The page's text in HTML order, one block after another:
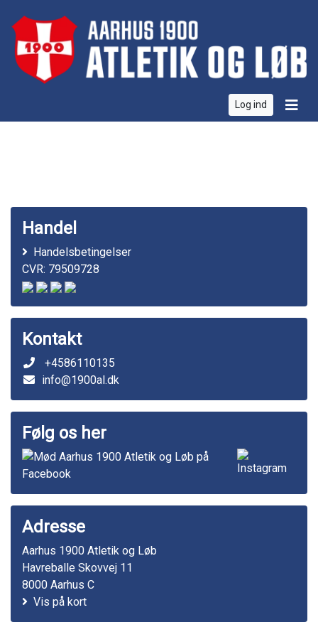
Log ind
Handel
Handelsbetingelser
CVR: 79509728
Kontakt
+4586110135
info@1900al.dk
Følg os her
Adresse
Aarhus 1900 Atletik og Løb
Havreballe Skovvej 11
8000 Aarhus C
Vis på kort